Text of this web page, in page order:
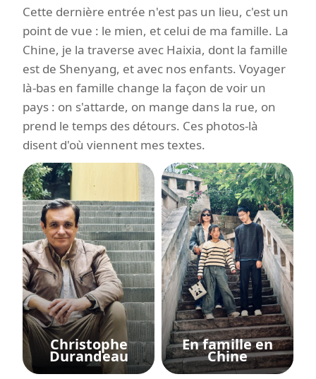
Cette dernière entrée n'est pas un lieu, c'est un
point de vue : le mien, et celui de ma famille. La
Chine, je la traverse avec Haixia, dont la famille
est de Shenyang, et avec nos enfants. Voyager
là-bas en famille change la façon de voir un
pays : on s'attarde, on mange dans la rue, on
prend le temps des détours. Ces photos-là
disent d'où viennent mes textes.
Christophe
Durandeau
En famille en
Chine